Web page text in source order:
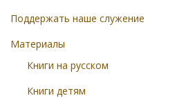
Поддержать наше служение
Материалы
Книги на русском
Книги детям